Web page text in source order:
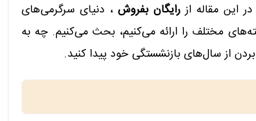
این مقاله از رایگان بفروش ، دنیای سرگرمی‌های
مختلف را ارائه می‌کنیم، بحث می‌کنیم. چه به
از سال‌های بازنشستگی خود پیدا کنید.